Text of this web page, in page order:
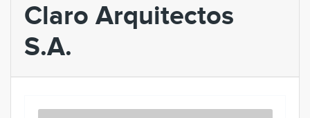
Claro Arquitectos
S.A.